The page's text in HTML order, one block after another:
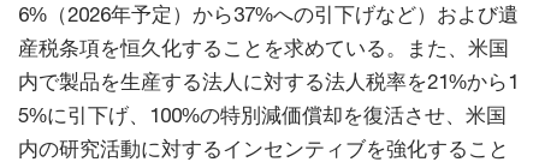
6%（2026年予定）から37%への引下げなど）および遺
産税条項を恒久化することを求めている。また、米国
内で製品を生産する法人に対する法人税率を21%から1
5%に引下げ、100%の特別減価償却を復活させ、米国
内の研究活動に対するインセンティブを強化すること